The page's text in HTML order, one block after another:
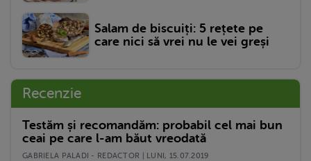
Salam de biscuiți: 5 rețete pe
care nici să vrei nu le vei greși
Recenzie
Testăm și recomandăm: probabil cel mai bun
ceai pe care l-am băut vreodată
GABRIELA PALADI - REDACTOR | LUNI, 15.07.2019